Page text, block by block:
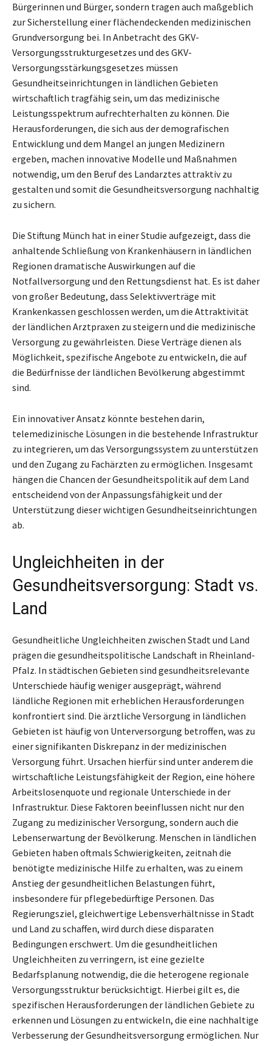
Bürgerinnen und Bürger, sondern tragen auch maßgeblich
zur Sicherstellung einer flächendeckenden medizinischen
Grundversorgung bei. In Anbetracht des GKV-
Versorgungsstrukturgesetzes und des GKV-
Versorgungsstärkungsgesetzes müssen
Gesundheitseinrichtungen in ländlichen Gebieten
wirtschaftlich tragfähig sein, um das medizinische
Leistungsspektrum aufrechterhalten zu können. Die
Herausforderungen, die sich aus der demografischen
Entwicklung und dem Mangel an jungen Medizinern
ergeben, machen innovative Modelle und Maßnahmen
notwendig, um den Beruf des Landarztes attraktiv zu
gestalten und somit die Gesundheitsversorgung nachhaltig
zu sichern.
Die Stiftung Münch hat in einer Studie aufgezeigt, dass die
anhaltende Schließung von Krankenhäusern in ländlichen
Regionen dramatische Auswirkungen auf die
Notfallversorgung und den Rettungsdienst hat. Es ist daher
von großer Bedeutung, dass Selektivverträge mit
Krankenkassen geschlossen werden, um die Attraktivität
der ländlichen Arztpraxen zu steigern und die medizinische
Versorgung zu gewährleisten. Diese Verträge dienen als
Möglichkeit, spezifische Angebote zu entwickeln, die auf
die Bedürfnisse der ländlichen Bevölkerung abgestimmt
sind.
Ein innovativer Ansatz könnte bestehen darin,
telemedizinische Lösungen in die bestehende Infrastruktur
zu integrieren, um das Versorgungssystem zu unterstützen
und den Zugang zu Fachärzten zu ermöglichen. Insgesamt
hängen die Chancen der Gesundheitspolitik auf dem Land
entscheidend von der Anpassungsfähigkeit und der
Unterstützung dieser wichtigen Gesundheitseinrichtungen
ab.
Ungleichheiten in der
Gesundheitsversorgung: Stadt vs.
Land
Gesundheitliche Ungleichheiten zwischen Stadt und Land
prägen die gesundheitspolitische Landschaft in Rheinland-
Pfalz. In städtischen Gebieten sind gesundheitsrelevante
Unterschiede häufig weniger ausgeprägt, während
ländliche Regionen mit erheblichen Herausforderungen
konfrontiert sind. Die ärztliche Versorgung in ländlichen
Gebieten ist häufig von Unterversorgung betroffen, was zu
einer signifikanten Diskrepanz in der medizinischen
Versorgung führt. Ursachen hierfür sind unter anderem die
wirtschaftliche Leistungsfähigkeit der Region, eine höhere
Arbeitslosenquote und regionale Unterschiede in der
Infrastruktur. Diese Faktoren beeinflussen nicht nur den
Zugang zu medizinischer Versorgung, sondern auch die
Lebenserwartung der Bevölkerung. Menschen in ländlichen
Gebieten haben oftmals Schwierigkeiten, zeitnah die
benötigte medizinische Hilfe zu erhalten, was zu einem
Anstieg der gesundheitlichen Belastungen führt,
insbesondere für pflegebedürftige Personen. Das
Regierungsziel, gleichwertige Lebensverhältnisse in Stadt
und Land zu schaffen, wird durch diese disparaten
Bedingungen erschwert. Um die gesundheitlichen
Ungleichheiten zu verringern, ist eine gezielte
Bedarfsplanung notwendig, die die heterogene regionale
Versorgungsstruktur berücksichtigt. Hierbei gilt es, die
spezifischen Herausforderungen der ländlichen Gebiete zu
erkennen und Lösungen zu entwickeln, die eine nachhaltige
Verbesserung der Gesundheitsversorgung ermöglichen. Nur